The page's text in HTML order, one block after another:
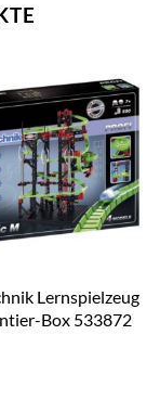
Lernspielzeug
Box 533872